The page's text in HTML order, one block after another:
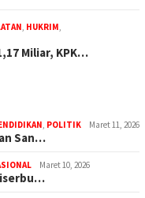
, HUKRIM,
Miliar, KPK…
, POLITIK Maret 11, 2026
San…
Maret 10, 2026